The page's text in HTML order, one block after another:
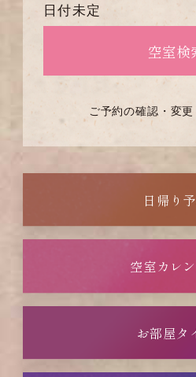
日付未定
ご予約の確認・変
日帰り
空室カレ
お部屋タ